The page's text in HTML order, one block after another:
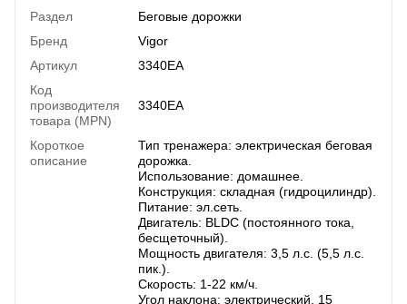
Раздел
Беговые дорожки
Бренд
Vigor
Артикул
3340EA
Код
производителя
товара (MPN)
3340EA
Короткое
описание
Тип тренажера: электрическая беговая
дорожка.
Использование: домашнее.
Конструкция: складная (гидроцилиндр).
Питание: эл.сеть.
Двигатель: BLDC (постоянного тока,
бесщеточный).
Мощность двигателя: 3,5 л.с. (5,5 л.с.
пик.).
Скорость: 1-22 км/ч.
Угол наклона: электрический, 15